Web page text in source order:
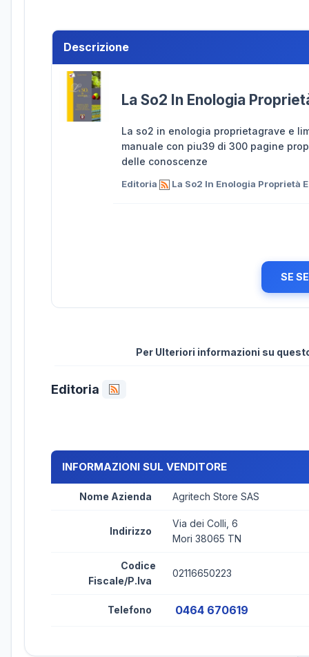
Descrizione
La So2 In Enologia
La so2 in enologia proprietagrave e
manuale con piu39 di 300 pagine
delle conoscenze
Editoria La So2 In Enologia Proprietà
SE
Per Ulteriori informazioni su
Editoria
INFORMAZIONI SUL VENDITORE
Nome Azienda Agritech Store SAS
Indirizzo
Via dei Colli, 6
Mori 38065 TN
Codice
Fiscale/P.Iva
02116650223
Telefono 0464 670619